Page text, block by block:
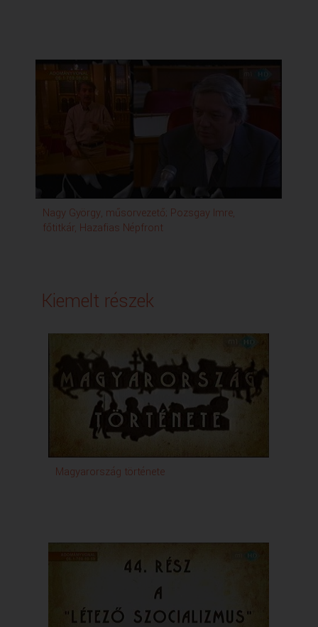
Nagy György, műsorvezető; Pozsgay Imre,
főtitkár, Hazafias Népfront
Kiemelt részek
Magyarország története